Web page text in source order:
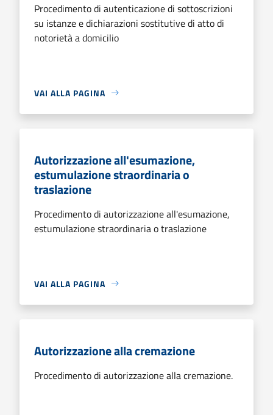
Procedimento di autenticazione di sottoscrizioni
su istanze e dichiarazioni sostitutive di atto di
notorietà a domicilio
VAI ALLA PAGINA
Autorizzazione all'esumazione,
estumulazione straordinaria o
traslazione
Procedimento di autorizzazione all'esumazione,
estumulazione straordinaria o traslazione
VAI ALLA PAGINA
Autorizzazione alla cremazione
Procedimento di autorizzazione alla cremazione.